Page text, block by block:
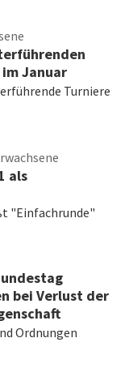
Januar
Turniere
als
"Einfachrunde"
bei Verlust der
Ordnungen